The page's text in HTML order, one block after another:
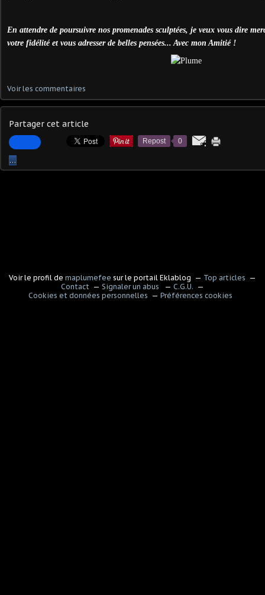
En attendre de poursuivre nos promenades sculptées, je veux vous dire
votre fidélité et vous adresser de belles pensées... Avec mon Amitié !
Voir les commentaires
Partager cet article
Repost 0
…
Voir le profil de maplumefee sur le portail Eklablog
Top articles
Contact
Signaler un abus
C.G.U.
Cookies et données personnelles
Préférences cookies